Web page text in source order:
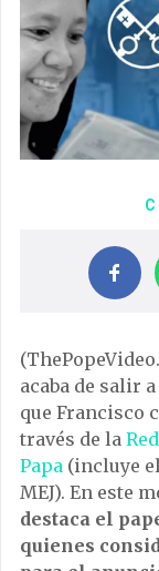
acaba de salir
que Francisco
través de la
Papa (incluye
MEJ). En este
destaca el
quienes